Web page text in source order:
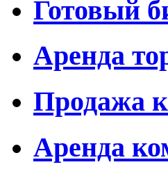
Готовый
Аренда
Продажа
Аренда